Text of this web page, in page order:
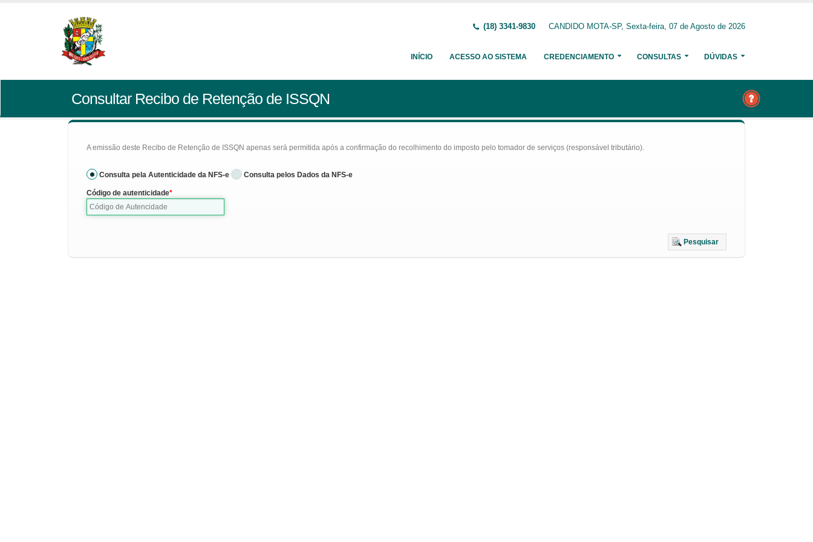
(18) 3341-9830 CANDIDO MOTA-SP, Sexta-feira, 07 de Agosto de 2026
INÍCIO ACESSO AO SISTEMA CREDENCIAMENTO CONSULTAS DÚVIDAS
Consultar Recibo de Retenção de ISSQN
A emissão deste Recibo de Retenção de ISSQN apenas será permitida após a confirmação do recolhimento do imposto pelo tomador de serviços (responsável tributário).
Consulta pela Autenticidade da NFS-e Consulta pelos Dados da NFS-e
Código de autenticidade
Pesquisar